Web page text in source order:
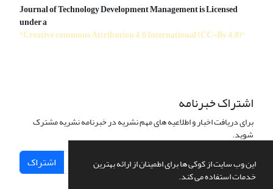
این وب سایت از کوکی ها برای اطمینان از ارائه بهترین
خدمات استفاده می کند.
Journal of Technology Development Management is Licensed
under a
"Creative commons Attribution 4.0 International (CC-By 4.0)"
اشتراک خبرنامه
برای دریافت اخبار و اطلاعیه های مهم نشریه در خبرنامه نشریه مشترک
شوید.
اشتراک